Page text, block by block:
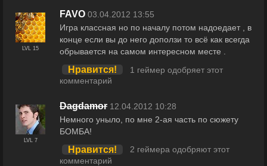
LVL 15
FAVO 03.04.2012 13:55
Игра классная но по началу потом надоедает , в
конце если вы до него доползи то всё как всегда
обрывается на самом интересном месте .
Нравится!
1 геймер одобряет этот
комментарий
LVL 7
Dagdamor 12.04.2012 10:28
Немного уныло, по мне 2-ая часть по сюжету
БОМБА!
Нравится!
2 геймера одобряют этот
комментарий